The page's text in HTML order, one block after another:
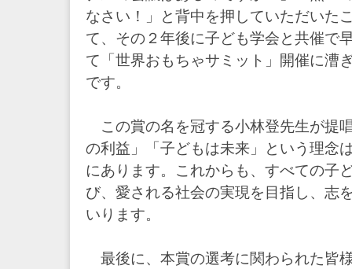
なさい！」と背中を押していただいた
て、その２年後に子ども学会と共催で
て「世界おもちゃサミット」開催に漕
です。
この賞の名を冠する小林登先生が提
の利益」「子どもは未来」という理念
にあります。これからも、すべての子
び、愛される社会の実現を目指し、志
いります。
最後に、本賞の選考に関わられた皆